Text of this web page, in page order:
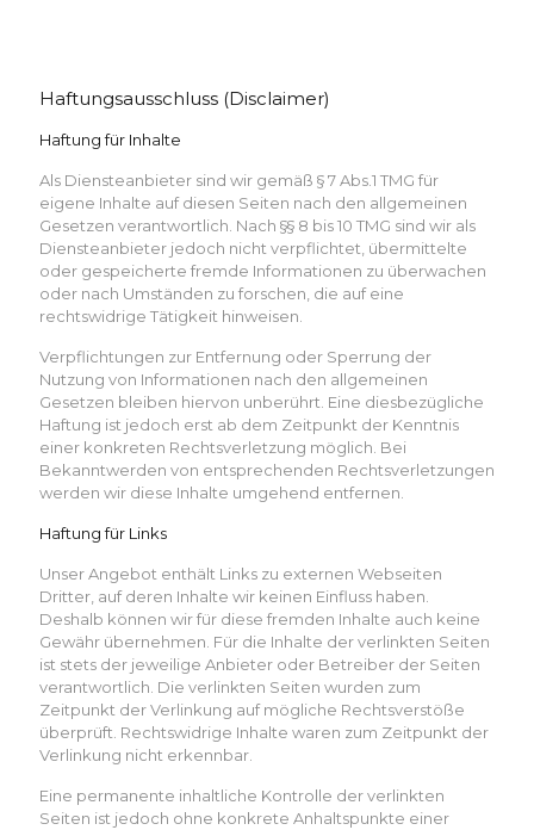
Haftungsausschluss (Disclaimer)
Haftung für Inhalte
Als Diensteanbieter sind wir gemäß § 7 Abs.1 TMG für
eigene Inhalte auf diesen Seiten nach den allgemeinen
Gesetzen verantwortlich. Nach §§ 8 bis 10 TMG sind wir als
Diensteanbieter jedoch nicht verpflichtet, übermittelte
oder gespeicherte fremde Informationen zu überwachen
oder nach Umständen zu forschen, die auf eine
rechtswidrige Tätigkeit hinweisen.
Verpflichtungen zur Entfernung oder Sperrung der
Nutzung von Informationen nach den allgemeinen
Gesetzen bleiben hiervon unberührt. Eine diesbezügliche
Haftung ist jedoch erst ab dem Zeitpunkt der Kenntnis
einer konkreten Rechtsverletzung möglich. Bei
Bekanntwerden von entsprechenden Rechtsverletzungen
werden wir diese Inhalte umgehend entfernen.
Haftung für Links
Unser Angebot enthält Links zu externen Webseiten
Dritter, auf deren Inhalte wir keinen Einfluss haben.
Deshalb können wir für diese fremden Inhalte auch keine
Gewähr übernehmen. Für die Inhalte der verlinkten Seiten
ist stets der jeweilige Anbieter oder Betreiber der Seiten
verantwortlich. Die verlinkten Seiten wurden zum
Zeitpunkt der Verlinkung auf mögliche Rechtsverstöße
überprüft. Rechtswidrige Inhalte waren zum Zeitpunkt der
Verlinkung nicht erkennbar.
Eine permanente inhaltliche Kontrolle der verlinkten
Seiten ist jedoch ohne konkrete Anhaltspunkte einer